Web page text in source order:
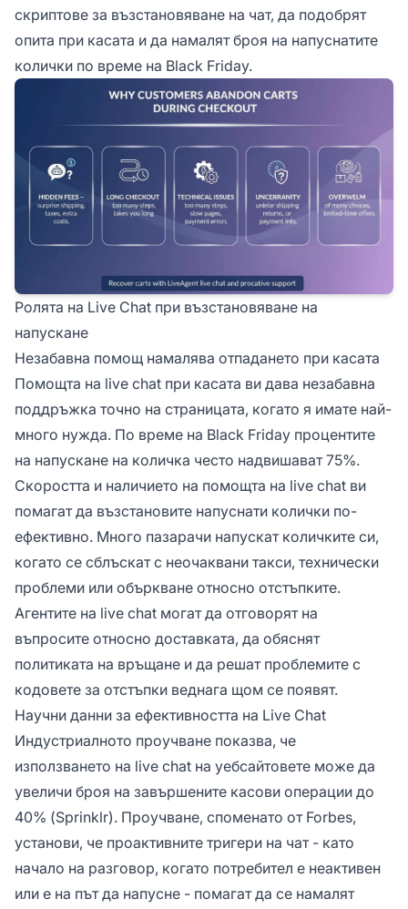
скриптове за възстановяване на чат, да подобрят
опита при касата и да намалят броя на напуснатите
колички по време на Black Friday.
Ролята на Live Chat при възстановяване на
напускане
Незабавна помощ намалява отпадането при касата
Помощта на live chat при касата ви дава незабавна
поддръжка точно на страницата, когато я имате най-
много нужда. По време на Black Friday процентите
на напускане на количка често надвишават 75%.
Скоростта и наличието на помощта на live chat ви
помагат да възстановите напуснати колички по-
ефективно. Много пазарачи напускат количките си,
когато се сблъскат с неочаквани такси, технически
проблеми или объркване относно отстъпките.
Агентите на live chat могат да отговорят на
въпросите относно доставката, да обяснят
политиката на връщане и да решат проблемите с
кодовете за отстъпки веднага щом се появят.
Научни данни за ефективността на Live Chat
Индустриалното проучване показва, че
използването на live chat на уебсайтовете може да
увеличи броя на завършените касови операции до
40% (Sprinklr). Проучване, споменато от Forbes,
установи, че проактивните тригери на чат - като
начало на разговор, когато потребител е неактивен
или е на път да напусне - помагат да се намалят